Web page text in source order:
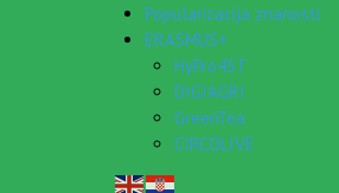
Popularizacija znanosti
ERASMUS+
HyPro4ST
DIGIAGRI
GreenTea
CIRCOLIVE